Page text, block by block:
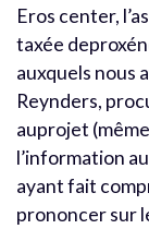
Eros center,
taxée
auxquels nous
Reynders,
auprojet
l’information
ayant fait
prononcer sur